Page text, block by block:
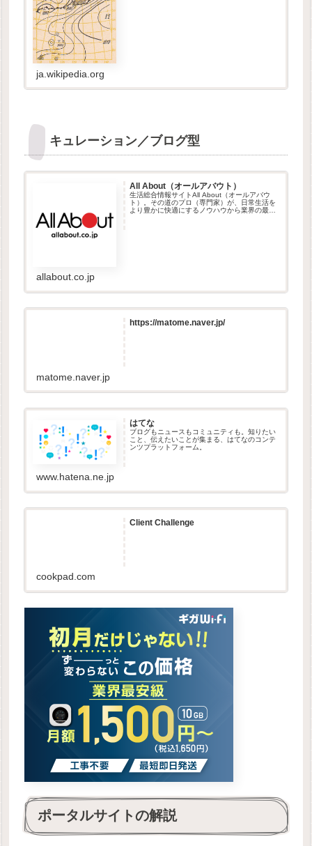
ja.wikipedia.org
キュレーション／ブログ型
All About（オールアバウト）
生活総合情報サイトAll About（オールアバウ
ト）。その道のプロ（専門家）が、日常生活を
より豊かに快適にするノウハウから業界の最新
allabout.co.jp
https://matome.naver.jp/
matome.naver.jp
はてな
ブログもニュースもコミュニティも。知りたい
こと、伝えたいことが集まる、はてなのコンテ
ンツプラットフォーム。
www.hatena.ne.jp
Client Challenge
cookpad.com
ポータルサイトの解説